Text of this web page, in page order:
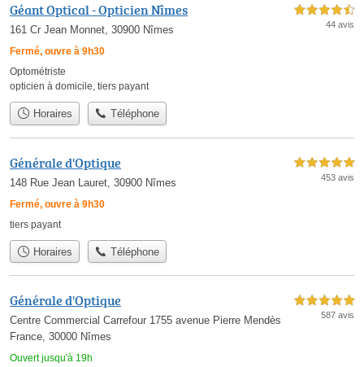
Géant Optical - Opticien Nîmes
161 Cr Jean Monnet, 30900 Nîmes
Fermé, ouvre à 9h30
4,5 étoiles sur 5
44 avis
Optométriste
opticien à domicile, tiers payant
Horaires Téléphone
Générale d'Optique
148 Rue Jean Lauret, 30900 Nîmes
Fermé, ouvre à 9h30
5,0 étoiles sur 5
453 avis
tiers payant
Horaires Téléphone
Générale d'Optique
Centre Commercial Carrefour 1755 avenue Pierre Mendès
France, 30000 Nîmes
Ouvert jusqu'à 19h
5,0 étoiles sur 5
587 avis